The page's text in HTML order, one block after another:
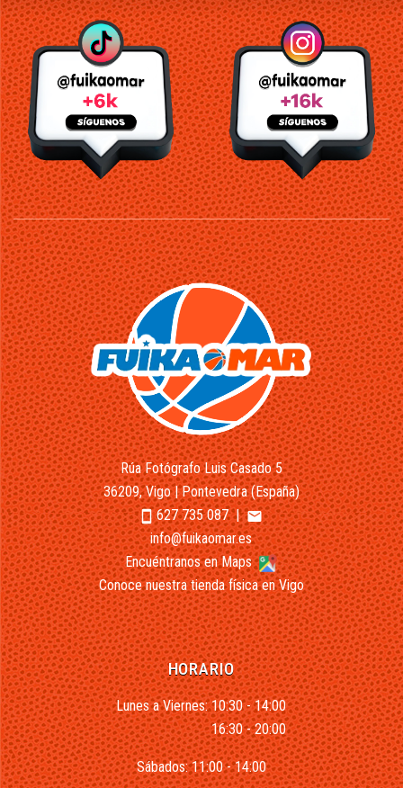
Rúa Fotógrafo Luis Casado 5
36209, Vigo | Pontevedra (España)
smartphone627 735 087|email
info@fuikaomar.es
Encuéntranos en Maps
Conoce nuestra tienda física en Vigo
HORARIO
Lunes a Viernes: 10:30 - 14:00
16:30 - 20:00
Sábados: 11:00 - 14:00